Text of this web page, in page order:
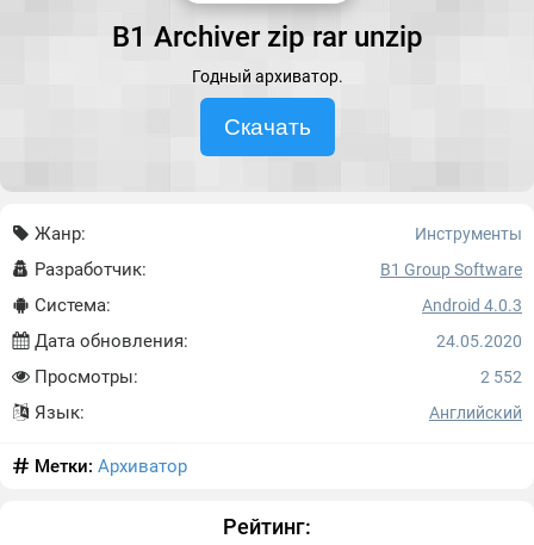
B1 Archiver zip rar unzip
Годный архиватор.
Скачать
Жанр: Инструменты
Разработчик: B1 Group Software
Система: Android 4.0.3
Дата обновления: 24.05.2020
Просмотры: 2 552
Язык: Английский
Метки: Архиватор
Рейтинг: